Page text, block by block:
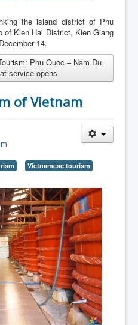
the island district of Phu
of Kien Hai District, Kien Giang
14.
Phu Quoc – Nam Du
service opens
of Vietnam
Vietnamese tourism